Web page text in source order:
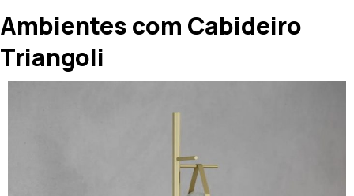
Ambientes com Cabideiro
Triangoli